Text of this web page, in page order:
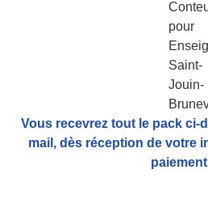
Vous recevrez tout le pack ci-
mail, dès réception de votre